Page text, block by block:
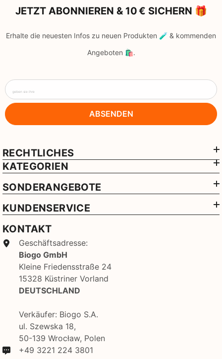
JETZT ABONNIEREN & 10 € SICHERN 🎁
Erhalte die neuesten Infos zu neuen Produkten 🧪 & kommenden
Angeboten 🛍️.
geben sie ihre
ABSENDEN
RECHTLICHES
KATEGORIEN
SONDERANGEBOTE
KUNDENSERVICE
KONTAKT
Geschäftsadresse:
Biogo GmbH
Kleine Friedensstraße 24
15328 Küstriner Vorland
DEUTSCHLAND
Verkäufer: Biogo S.A.
ul. Szewska 18,
50-139 Wrocław, Polen
+49 3221 224 3801